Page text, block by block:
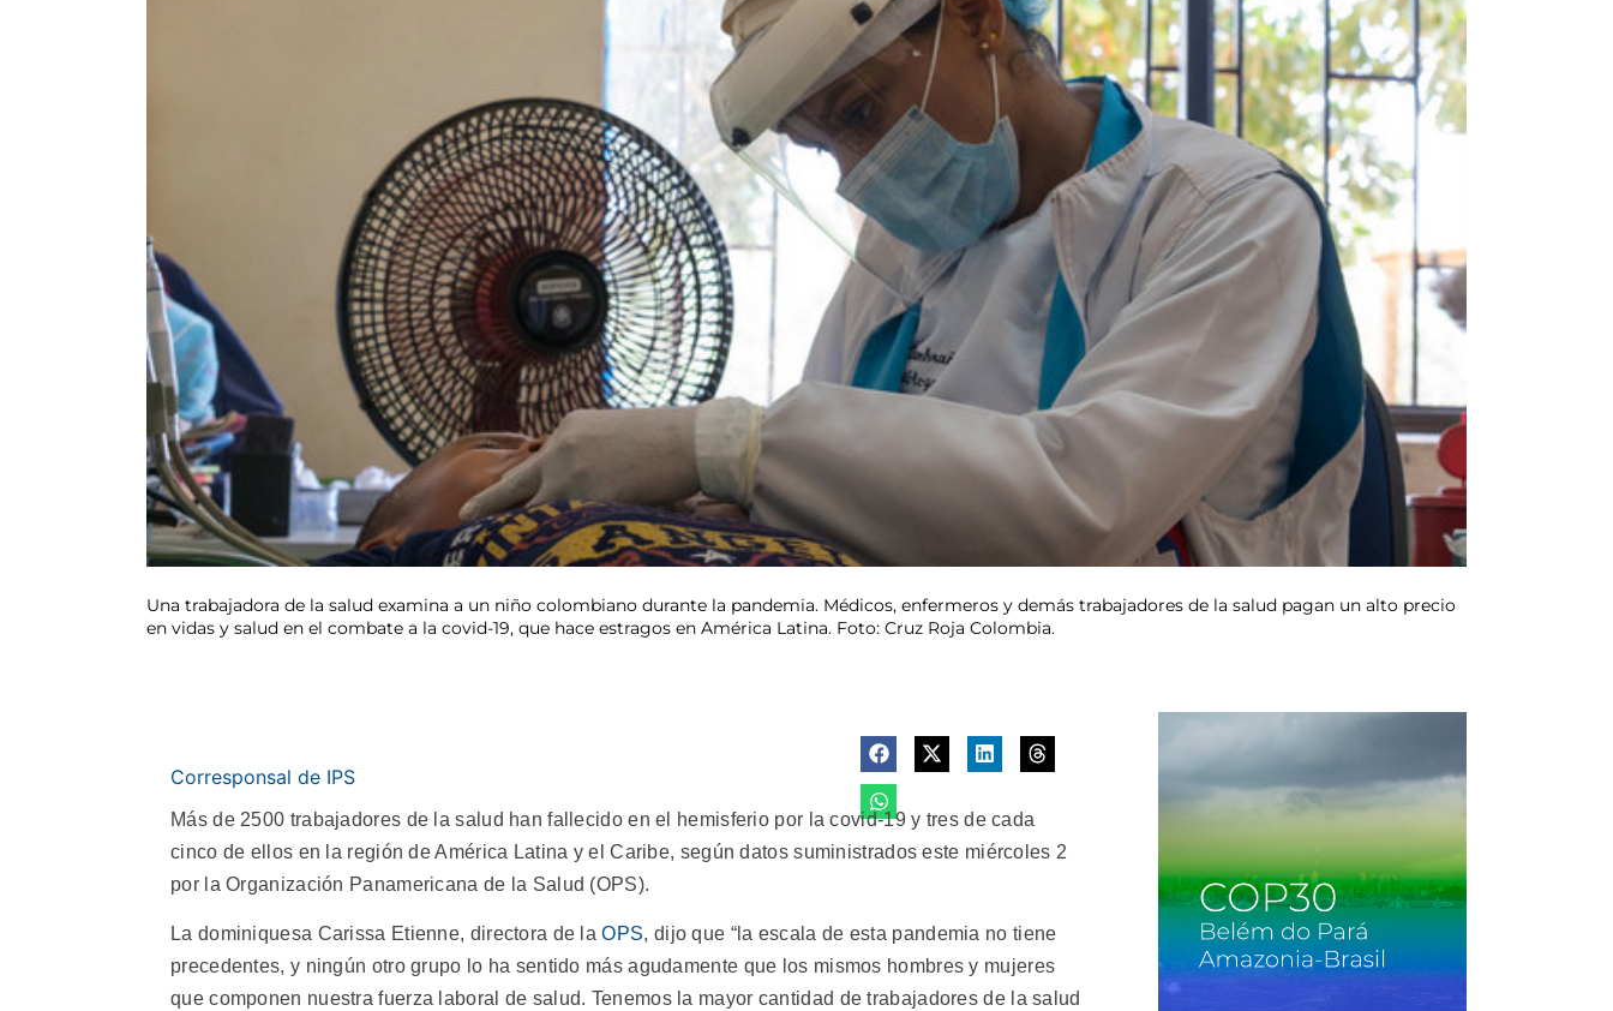
Una trabajadora de la salud examina a un niño colombiano durante la pandemia. Médicos, enfermeros y demás trabajadores de la salud pagan un alto precio
en vidas y salud en el combate a la covid-19, que hace estragos en América Latina. Foto: Cruz Roja Colombia.
Corresponsal de IPS
Más de 2500 trabajadores de la salud han fallecido en el hemisferio por la covid-19 y tres de cada
cinco de ellos en la región de América Latina y el Caribe, según datos suministrados este miércoles 2
por la Organización Panamericana de la Salud (OPS).
La dominiquesa Carissa Etienne, directora de laOPS, dijo que “la escala de esta pandemia no tiene
precedentes, y ningún otro grupo lo ha sentido más agudamente que los mismos hombres y mujeres
que componen nuestra fuerza laboral de salud. Tenemos la mayor cantidad de trabajadores de la salud